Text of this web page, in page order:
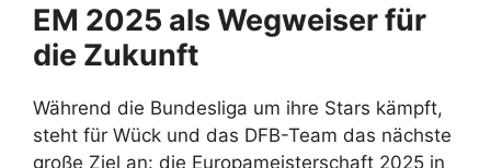
EM 2025 als Wegweiser für
die Zukunft
Während die Bundesliga um ihre Stars kämpft,
steht für Wück und das DFB-Team das nächste
große Ziel an: die Europameisterschaft 2025 in